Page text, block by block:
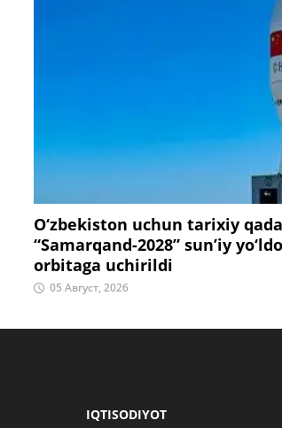
O‘zbekiston uchun tarixiy
“Samarqand-2028” sun’iy
orbitaga uchirildi
05 Август, 2026
IQTISODIYOT